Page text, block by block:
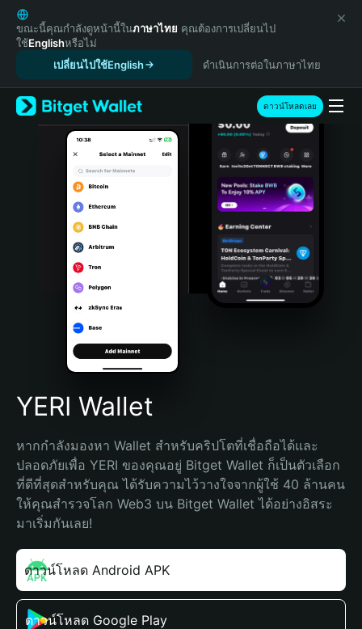
English
日本語
Tiếng Việt
Español (Latinoamérica)
Türkçe
Italiano
Português (Portugal)
Bahasa Indonesia
Português (Brasil)
Español (Argentina)
ขณะนี้คุณกำลังดูหน้านี้ในภาษาไทย คุณต้องการเปลี่ยนไป
ใช้Englishหรือไม่
เปลี่ยนไปใช้English
ดำเนินการต่อในภาษาไทย
ดาวน์โหลดเลย
YERI Wallet
หากกำลังมองหา Wallet สำหรับคริปโตที่เชื่อถือได้และ
ปลอดภัยเพื่อ YERI ของคุณอยู่ Bitget Wallet ก็เป็นตัวเลือก
ที่ดีที่สุดสำหรับคุณ ได้รับความไว้วางใจจากผู้ใช้ 40 ล้านคน
ให้คุณสำรวจโลก Web3 บน Bitget Wallet ได้อย่างอิสระ
มาเริ่มกันเลย!
ดาวน์โหลด Android APK
ดาวน์โหลด Google Play